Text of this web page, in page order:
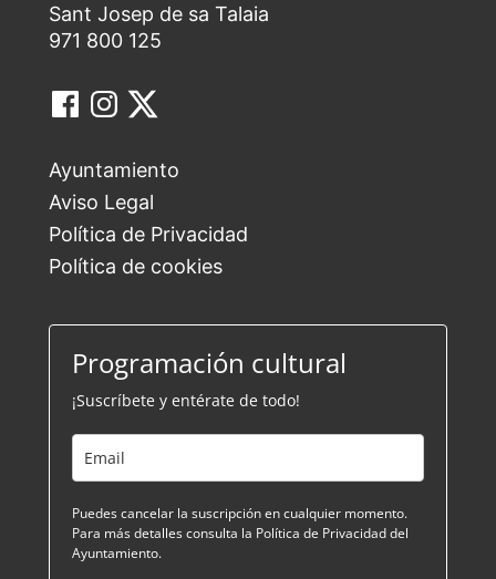
Sant Josep de sa Talaia
971 800 125
Ayuntamiento
Aviso Legal
Política de Privacidad
Política de cookies
Programación cultural
¡Suscríbete y entérate de todo!
Puedes cancelar la suscripción en cualquier momento.
Para más detalles consulta la Política de Privacidad del
Ayuntamiento.